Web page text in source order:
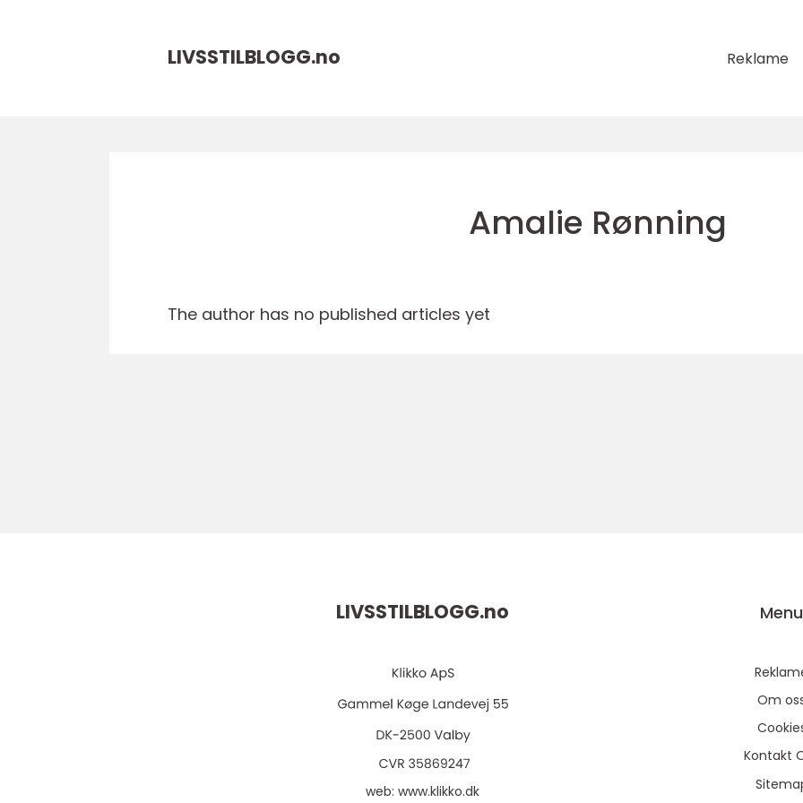
LIVSSTILBLOGG.no Reklame
Amalie Rønning
The author has no published articles yet
LIVSSTILBLOGG.no
web:www.klikko.dk
Menu
Om
Kontakt